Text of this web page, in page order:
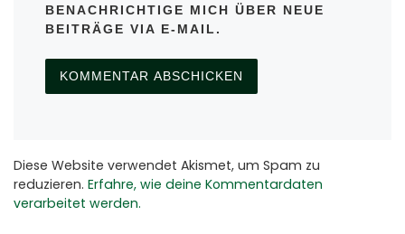
BENACHRICHTIGE MICH ÜBER NEUE
BEITRÄGE VIA E-MAIL.
Diese Website verwendet Akismet, um Spam zu
reduzieren. Erfahre, wie deine Kommentardaten
verarbeitet werden.